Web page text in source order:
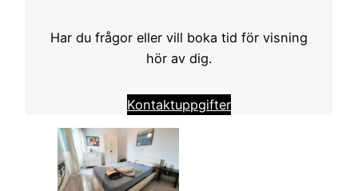
Har du frågor eller vill boka tid för visning
hör av dig.
Kontaktuppgifter